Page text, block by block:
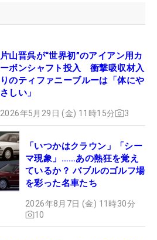
片山晋呉が“世界初”のアイアン用カ
ーボンシャフト投入 衝撃吸収材入
りのティファニーブルーは「体にや
さしい」
2026年5月29日 (金) 11時15分 3
「いつかはクラウン」「シー
マ現象」……あの熱狂を覚え
ているか？ バブルのゴルフ場
を彩った名車たち
2026年8月7日 (金) 11時30分
10